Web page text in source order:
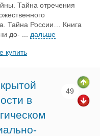
Тайна отречения
Тайна России… Книга
до-
дальше
купить
в
49